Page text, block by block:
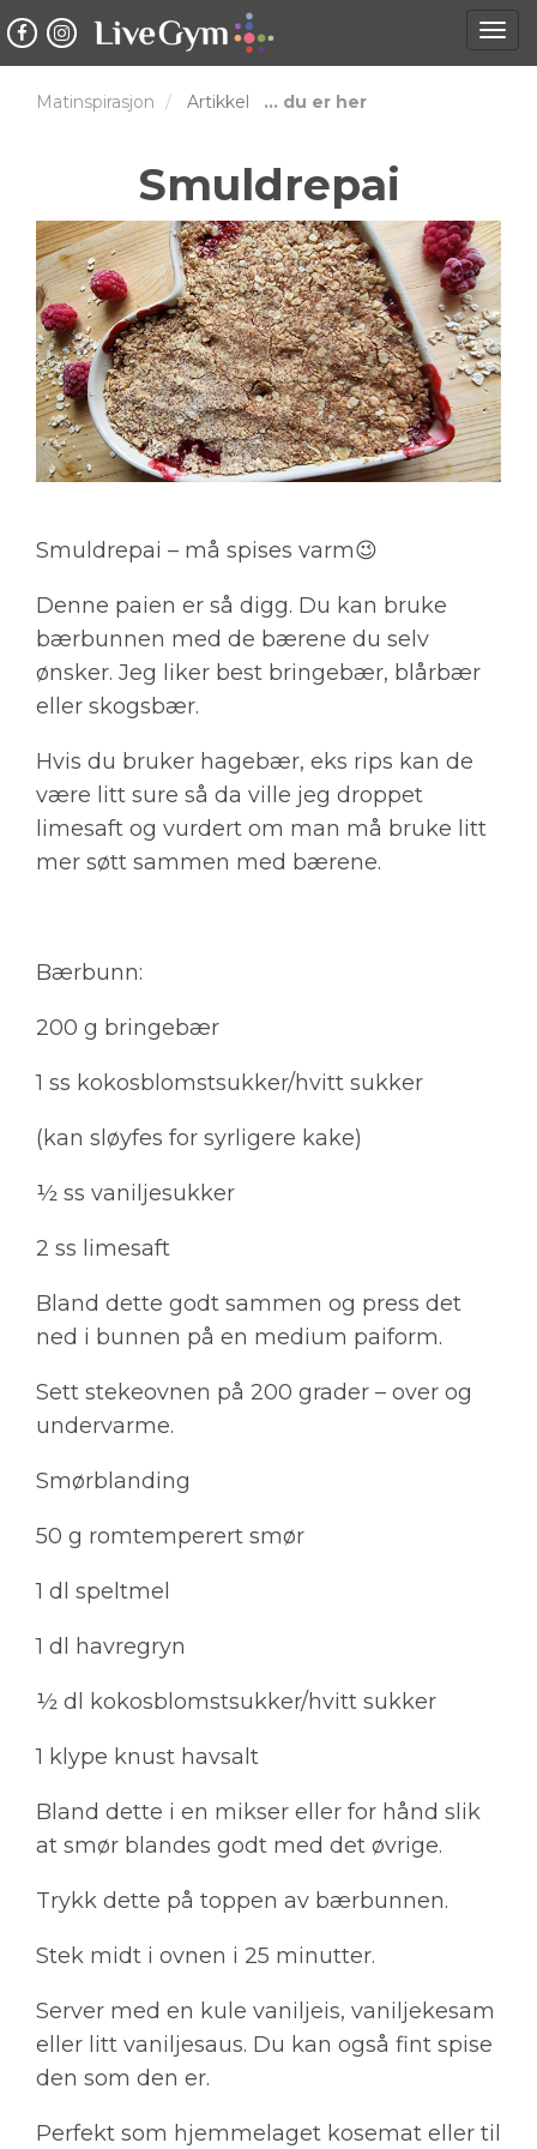
Matinspirasjon Artikkel ... du er her
Smuldrepai
Smuldrepai – må spises varm😉
Denne paien er så digg. Du kan bruke
bærbunnen med de bærene du selv
ønsker. Jeg liker best bringebær, blårbær
eller skogsbær.
Hvis du bruker hagebær, eks rips kan de
være litt sure så da ville jeg droppet
limesaft og vurdert om man må bruke litt
mer søtt sammen med bærene.
Bærbunn:
200 g bringebær
1 ss kokosblomstsukker/hvitt sukker
(kan sløyfes for syrligere kake)
½ ss vaniljesukker
2 ss limesaft
Bland dette godt sammen og press det
ned i bunnen på en medium paiform.
Sett stekeovnen på 200 grader – over og
undervarme.
Smørblanding
50 g romtemperert smør
1 dl speltmel
1 dl havregryn
½ dl kokosblomstsukker/hvitt sukker
1 klype knust havsalt
Bland dette i en mikser eller for hånd slik
at smør blandes godt med det øvrige.
Trykk dette på toppen av bærbunnen.
Stek midt i ovnen i 25 minutter.
Server med en kule vaniljeis, vaniljekesam
eller litt vaniljesaus. Du kan også fint spise
den som den er.
Perfekt som hjemmelaget kosemat eller til